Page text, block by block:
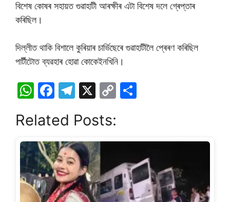
বিশেষ কোষৰ সহায়ত গুৱাহাটী আৰক্ষীৰ এটা বিশেষ দলে গ্ৰেপ্তাৰ
কৰিছিল।
দিল্লীত থাকি বিশালে কুৰিয়াৰ চাৰ্ভিছেৰে গুৱাহাটীলৈ প্ৰেৰণ কৰিছিল
পাৰ্টীটোত ব্যৱহাৰ হোৱা কোকেইনখিনি।
W
at
s
A
p
p
F
c
e
b
o
o
T
e
gr
a
m
X
C
y
n
k
e
Related Posts: